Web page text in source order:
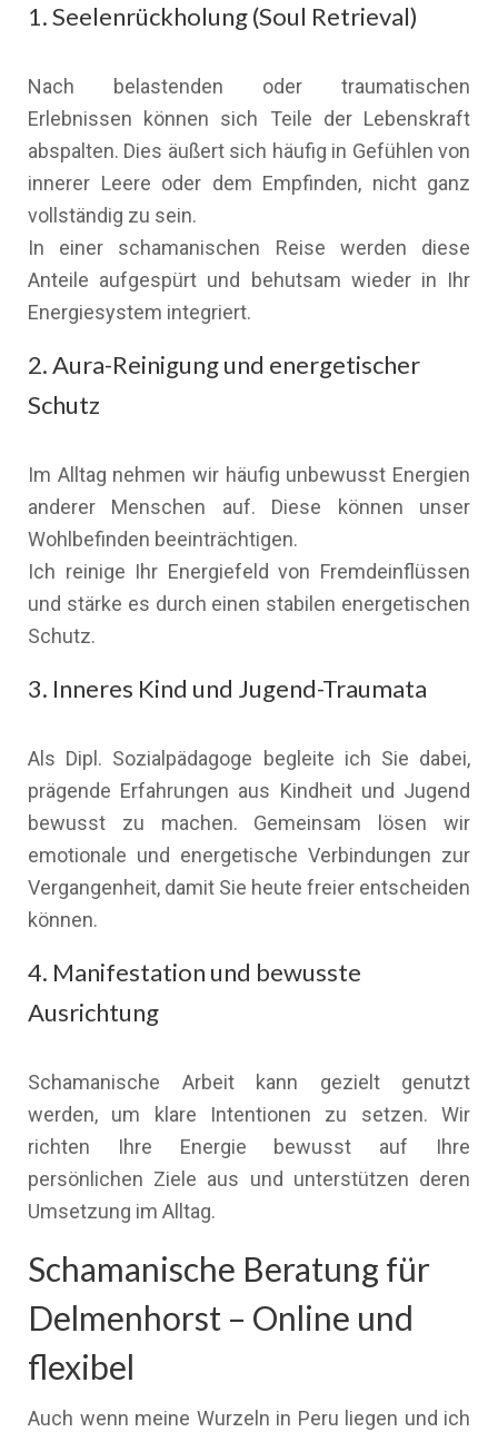
1. Seelenrückholung (Soul Retrieval)
Nach belastenden oder traumatischen
Erlebnissen können sich Teile der Lebenskraft
abspalten. Dies äußert sich häufig in Gefühlen von
innerer Leere oder dem Empfinden, nicht ganz
vollständig zu sein.
In einer schamanischen Reise werden diese
Anteile aufgespürt und behutsam wieder in Ihr
Energiesystem integriert.
2. Aura-Reinigung und energetischer
Schutz
Im Alltag nehmen wir häufig unbewusst Energien
anderer Menschen auf. Diese können unser
Wohlbefinden beeinträchtigen.
Ich reinige Ihr Energiefeld von Fremdeinflüssen
und stärke es durch einen stabilen energetischen
Schutz.
3. Inneres Kind und Jugend-Traumata
Als Dipl. Sozialpädagoge begleite ich Sie dabei,
prägende Erfahrungen aus Kindheit und Jugend
bewusst zu machen. Gemeinsam lösen wir
emotionale und energetische Verbindungen zur
Vergangenheit, damit Sie heute freier entscheiden
können.
4. Manifestation und bewusste
Ausrichtung
Schamanische Arbeit kann gezielt genutzt
werden, um klare Intentionen zu setzen. Wir
richten Ihre Energie bewusst auf Ihre
persönlichen Ziele aus und unterstützen deren
Umsetzung im Alltag.
Schamanische Beratung für
Delmenhorst – Online und
flexibel
Auch wenn meine Wurzeln in Peru liegen und ich